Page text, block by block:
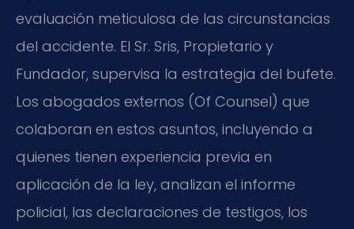
evaluación meticulosa de las circunstancias
del accidente. El Sr. Sris, Propietario y
Fundador, supervisa la estrategia del bufete.
Los abogados externos (Of Counsel) que
colaboran en estos asuntos, incluyendo a
quienes tienen experiencia previa en
aplicación de la ley, analizan el informe
policial, las declaraciones de testigos, los